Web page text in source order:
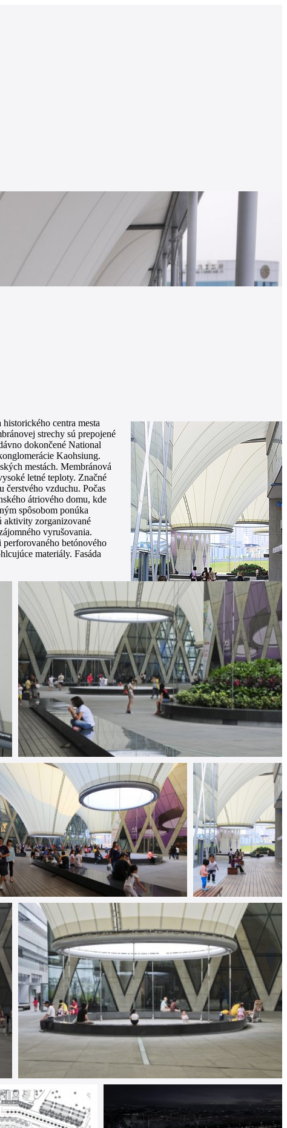
centra mesta
strechy sú prepojené
dokončené National
Kaohsiung.
mestách. Membránová
letné teploty. Značné
vzduchu. Počas
átriového domu, kde
spôsobom ponúka
aktivity zorganizované
vyrušovania.
betónového
materiály. Fasáda